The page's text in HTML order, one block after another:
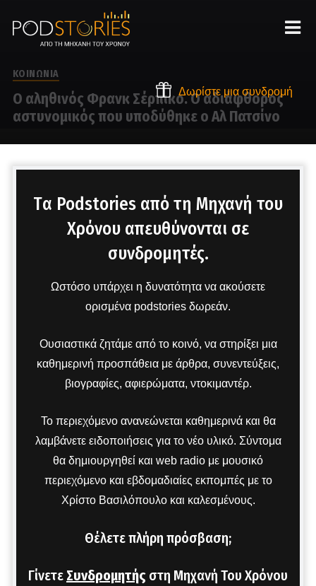
Δωρίστε μια συνδρομή
ΚΟΙΝΩΝΙΑ
Ο αληθινός Φρανκ Σέρπικο. O αδιάφθορος
αστυνομικός που υποδύθηκε ο Αλ Πατσίνο
Tα Podstories από τη Μηχανή του
Χρόνου απευθύνονται σε
συνδρομητές.
Ωστόσο υπάρχει η δυνατότητα να ακούσετε
ορισμένα podstories δωρεάν.
Ουσιαστικά ζητάμε από το κοινό, να στηρίξει μια
καθημερινή προσπάθεια με άρθρα, συνεντεύξεις,
βιογραφίες, αφιερώματα, ντοκιμαντέρ.
Το περιεχόμενο ανανεώνεται καθημερινά και θα
λαμβάνετε ειδοποιήσεις για το νέο υλικό. Σύντομα
θα δημιουργηθεί και web radio με μουσικό
περιεχόμενο και εβδομαδιαίες εκπομπές με το
Χρίστο Βασιλόπουλο και καλεσμένους.
Θέλετε πλήρη πρόσβαση;
Γίνετε Συνδρομητής στη Μηχανή Του Χρόνου